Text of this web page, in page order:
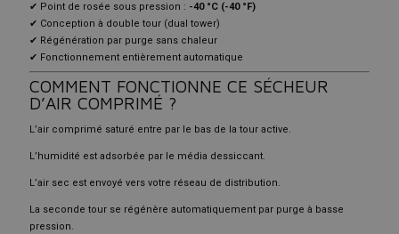
✔ Point de rosée sous pression : -40 °C (-40 °F)
✔ Conception à double tour (dual tower)
✔ Régénération par purge sans chaleur
✔ Fonctionnement entièrement automatique
COMMENT FONCTIONNE CE SÉCHEUR
D’AIR COMPRIMÉ ?
L’air comprimé saturé entre par le bas de la tour active.
L’humidité est adsorbée par le média dessiccant.
L’air sec est envoyé vers votre réseau de distribution.
La seconde tour se régénère automatiquement par purge à basse
pression.